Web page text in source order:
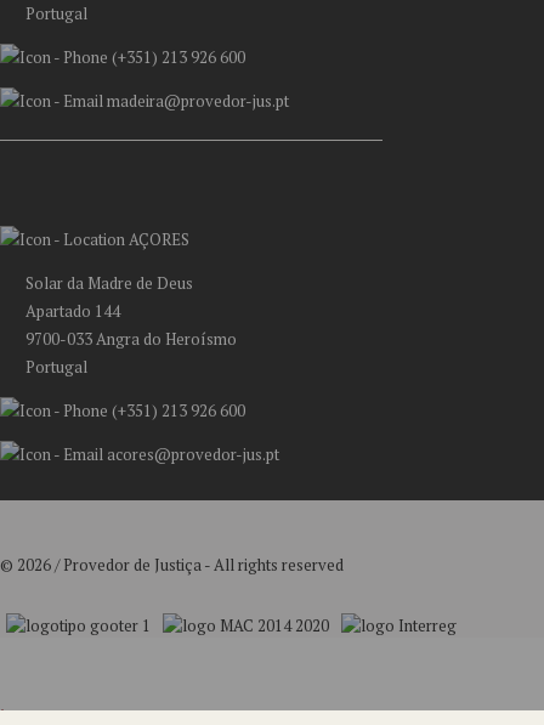
Portugal
(+351) 213 926 600
madeira@provedor-jus.pt
AÇORES
Solar da Madre de Deus
Apartado 144
9700-033 Angra do Heroísmo
Portugal
(+351) 213 926 600
acores@provedor-jus.pt
© 2026 / Provedor de Justiça - All rights reserved